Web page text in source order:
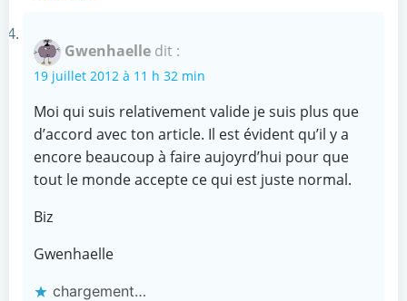
Gwenhaelle dit :
19 juillet 2012 à 11 h 32 min
Moi qui suis relativement valide je suis plus que
d’accord avec ton article. Il est évident qu’il y a
encore beaucoup à faire aujoyrd’hui pour que
tout le monde accepte ce qui est juste normal.
Biz
Gwenhaelle
chargement…